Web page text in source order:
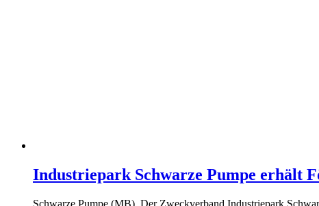
Industriepark Schwarze Pumpe erhält